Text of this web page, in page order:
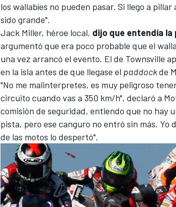
MÁS CATEGORÍAS
los wallabíes no pueden pasar. Si llego a
sido grande".
Jack Miller, héroe local, dijo que entendía la
argumentó que era poco probable que el
una vez arrancó el evento. El de Townsville
en la isla antes de que llegase el paddockde
"No me malinterpretes, es muy peligroso
circuito cuando vas a 350 km/h", declaró a
comisión de seguridad, entiendo que no hay
pista, pero ese canguro no entró sin más.
de las motos lo despertó".